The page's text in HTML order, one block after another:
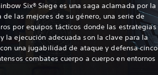
Six® Siege es una saga aclamada por la
de las mejores de su género, una serie de
por equipos tácticos donde las estrategias
la ejecución adecuada son la clave para la
una jugabilidad de ataque y defensa cinco
combates cuerpo a cuerpo en entornos